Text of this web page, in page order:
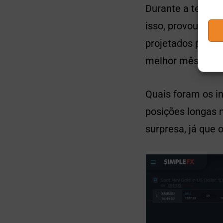
Durante a
isso, provou ser
projetados para
melhor mês
Quais foram os
posições longas
surpresa, já que